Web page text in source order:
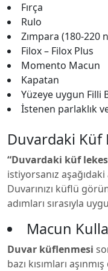
Fırça
Rulo
Zımpara (180-220
Filox – Filox Plus
Momento Macun
Kapatan
Yüzeye uygun Filli
İstenen parlaklık
Duvardaki Küf
“Duvardaki küf
istiyorsanız
Duvarınızı küflü
adımları sırasıyla
Macun
Duvar küflenmesi
bazı kısımları